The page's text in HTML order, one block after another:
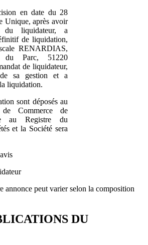
en date du 28
Unique, après avoir
du liquidateur, a
de liquidation,
RENARDIAS,
du Parc, 51220
de liquidateur,
sa gestion et a
liquidation.
sont déposés au
Commerce de
au Registre du
et la Société sera
annonce peut varier selon la composition
DU